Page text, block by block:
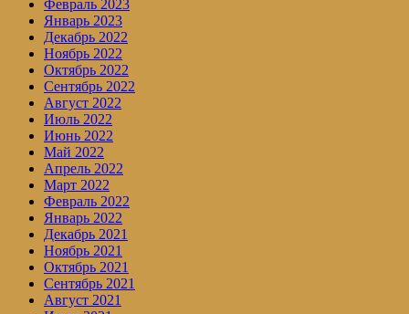
Февраль 2023
Январь 2023
Декабрь 2022
Ноябрь 2022
Октябрь 2022
Сентябрь 2022
Август 2022
Июль 2022
Июнь 2022
Май 2022
Апрель 2022
Март 2022
Февраль 2022
Январь 2022
Декабрь 2021
Ноябрь 2021
Октябрь 2021
Сентябрь 2021
Август 2021